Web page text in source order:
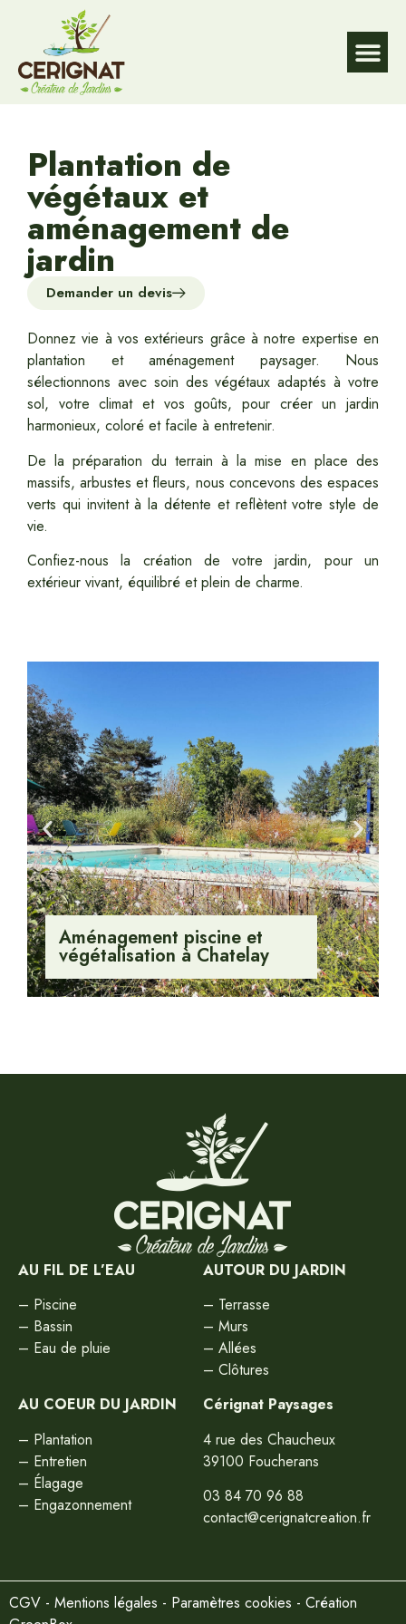
Plantation de
végétaux et
aménagement de
jardin
Demander un devis
Donnez vie à vos extérieurs grâce à notre expertise en
plantation et aménagement paysager. Nous
sélectionnons avec soin des végétaux adaptés à votre
sol, votre climat et vos goûts, pour créer un jardin
harmonieux, coloré et facile à entretenir.
De la préparation du terrain à la mise en place des
massifs, arbustes et fleurs, nous concevons des espaces
verts qui invitent à la détente et reflètent votre style de
vie.
Confiez-nous la création de votre jardin, pour un
extérieur vivant, équilibré et plein de charme.
Aménagement piscine et
végétalisation à Chatelay
AU FIL DE L’EAU
– Piscine
– Bassin
– Eau de pluie
AUTOUR DU JARDIN
– Terrasse
– Murs
– Allées
– Clôtures
AU COEUR DU JARDIN
– Plantation
– Entretien
– Élagage
– Engazonnement
Cérignat Paysages
4 rue des Chaucheux
39100 Foucherans
03 84 70 96 88
contact@cerignatcreation.fr
CGV - Mentions légales - Paramètres cookies - Création